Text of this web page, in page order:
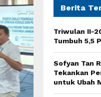
f
r
Berita
Triwulan II-
Tumbuh 5,5
Sofyan Tan
Tekankan
untuk Ubah